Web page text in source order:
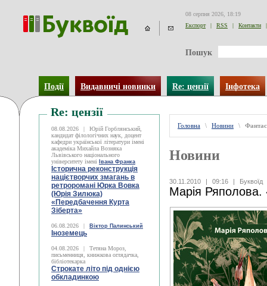
08 серпня 2026, 18:19
Експорт
| RSS | Контакти |
Пошук
Події Видавничі новинки Re: цензії Інфотека
Re: цензії
08.08.2026 |
Юрій Горблянський,
кандидат філологічних наук, доцент
кафедри української літератури імені
академіка Михайла Возняка
Львівського національного
університету імені
Івана Франка
Історична реконструкція
націєтворчих змагань в
ретроромані Юрка Вовка
(Юрія Зилюка)
«Передбачення Курта
Зіберта»
06.08.2026 | Віктор Палинський
Іноземець
04.08.2026 |
Тетяна Мороз,
письменниця, книжкова оглядачка,
бібліотекарка
Строкате літо під однією
обкладинкою
Головна \ Новини \
Новини
30.11.2010 | 09:16 | Буквоїд
Марія Ряполова.